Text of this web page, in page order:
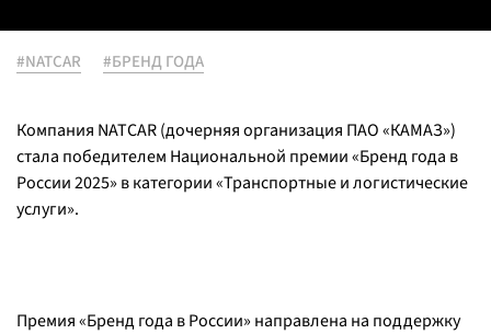
#NATCAR #БРЕНД ГОДА
Компания NATCAR (дочерняя организация ПАО «КАМАЗ»)
стала победителем Национальной премии «Бренд года в
России 2025» в категории «Транспортные и логистические
услуги».
Премия «Бренд года в России» направлена на поддержку